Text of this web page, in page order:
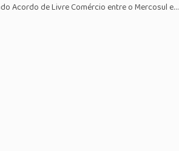
Acordo de Livre Comércio entre o Mercosul e…